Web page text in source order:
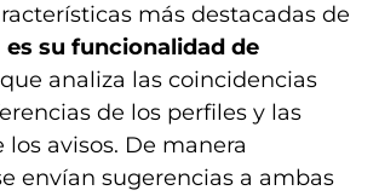
más destacadas de
es su funcionalidad de
que analiza las coincidencias
de los perfiles y las
avisos. De manera
envían sugerencias a ambas